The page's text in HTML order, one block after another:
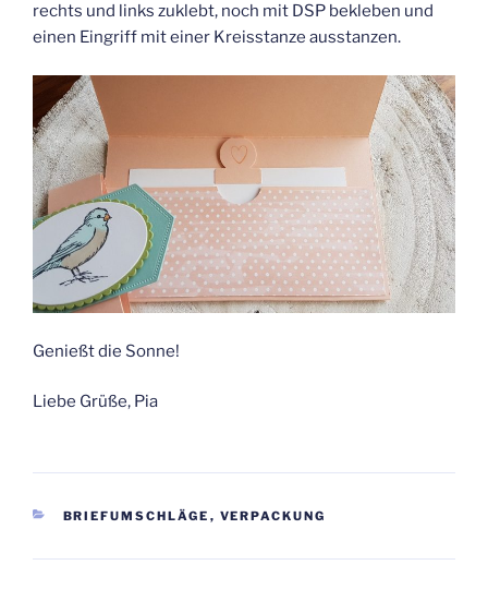
rechts und links zuklebt, noch mit DSP bekleben und
einen Eingriff mit einer Kreisstanze ausstanzen.
Genießt die Sonne!
Liebe Grüße, Pia
KATEGORIEN
BRIEFUMSCHLÄGE , VERPACKUNG